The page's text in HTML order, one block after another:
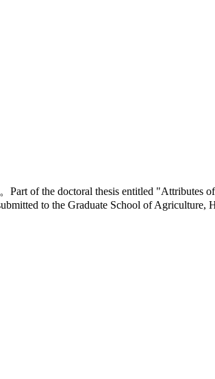
of the doctoral thesis entitled "Attributes of
to the Graduate School of Agriculture,